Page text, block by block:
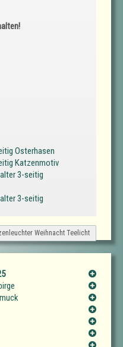
Osterhasen
Katzenmotiv
3-seitig
3-seitig
Weihnacht Teelicht